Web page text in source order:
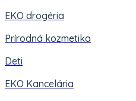
EKO drogéria
Prírodná kozmetika
Deti
EKO Kancelária